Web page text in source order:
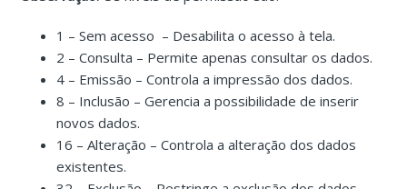
1 – Sem acesso – Desabilita o acesso à tela.
2 – Consulta – Permite apenas consultar os dados.
4 – Emissão – Controla a impressão dos dados.
8 – Inclusão – Gerencia a possibilidade de inserir
novos dados.
16 – Alteração – Controla a alteração dos dados
existentes.